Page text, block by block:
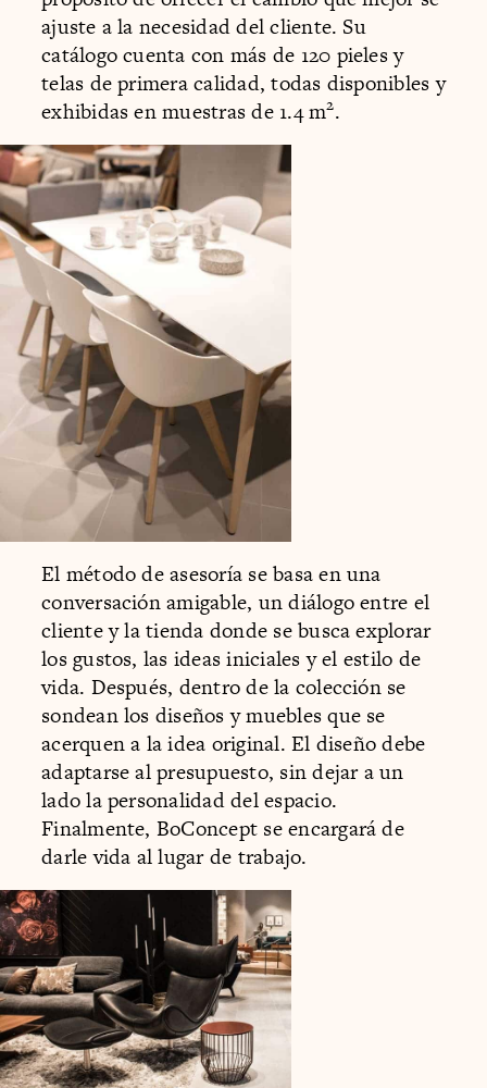
ajuste a la necesidad del cliente. Su
catálogo cuenta con más de 120 pieles y
telas de primera calidad, todas disponibles y
exhibidas en muestras de 1.4 m2.
El método de asesoría se basa en una
conversación amigable, un diálogo entre el
cliente y la tienda donde se busca explorar
los gustos, las ideas iniciales y el estilo de
vida. Después, dentro de la colección se
sondean los diseños y muebles que se
acerquen a la idea original. El diseño debe
adaptarse al presupuesto, sin dejar a un
lado la personalidad del espacio.
Finalmente, BoConcept se encargará de
darle vida al lugar de trabajo.